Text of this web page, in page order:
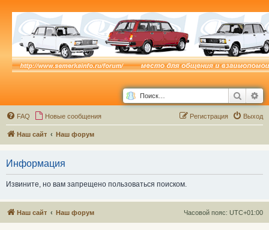
Поиск
FAQ Новые сообщения Выход
Регистрация
Наш сайт Наш форум
Информация
Извините, но вам запрещено пользоваться поиском.
Наш сайт Наш форум Часовой пояс: UTC+01:00